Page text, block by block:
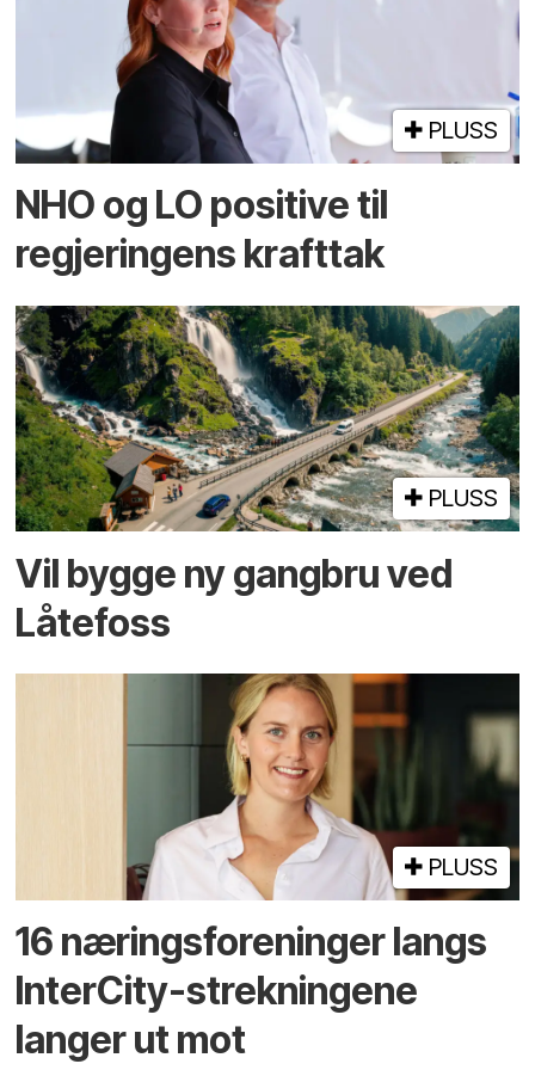
PLUSS
NHO og LO positive til
regjeringens krafttak
PLUSS
Vil bygge ny gangbru ved
Låtefoss
PLUSS
16 næringsforeninger langs
InterCity-strekningene
langer ut mot